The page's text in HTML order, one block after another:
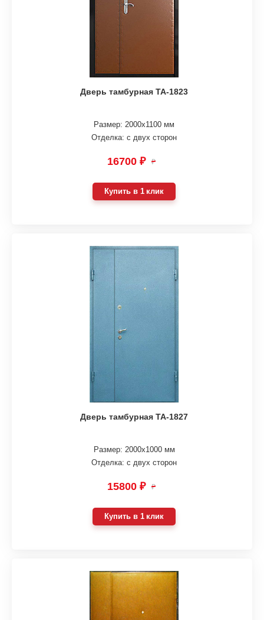
Дверь тамбурная ТА-1823
Размер: 2000х1100 мм
Отделка: с двух сторон
16700 ₽ ₽
Купить в 1 клик
Дверь тамбурная ТА-1827
Размер: 2000х1000 мм
Отделка: с двух сторон
15800 ₽ ₽
Купить в 1 клик